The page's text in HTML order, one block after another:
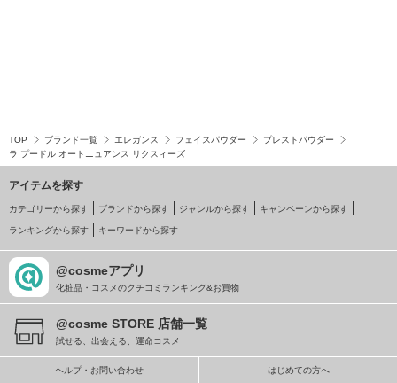
TOP ブランド一覧 エレガンス フェイスパウダー
プレストパウダー
ラ プードル オートニュアンス リクスィーズ
アイテムを探す
カテゴリーから探す ブランドから探す ジャンルから探す キャンペーンから探す
ランキングから探す キーワードから探す
@cosmeアプリ
化粧品・コスメのクチコミランキング&お買物
@cosme STORE 店舗一覧
試せる、出会える、運命コスメ
ヘルプ・お問い合わせ はじめての方へ